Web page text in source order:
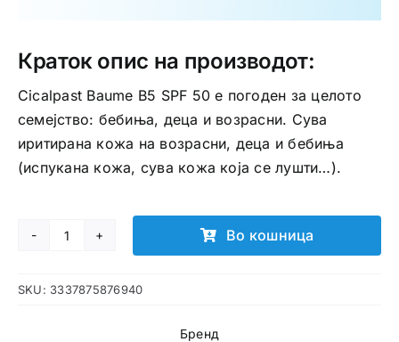
Краток опис на производот:
Cicalpast Baume B5 SPF 50 е погоден за целото
семејство: бебиња, деца и возрасни. Сува
иритирана кожа на возрасни, деца и бебиња
(испукана кожа, сува кожа која се лушти…).
La
Posay
Во кошница
SKU: 3337875876940
Бренд